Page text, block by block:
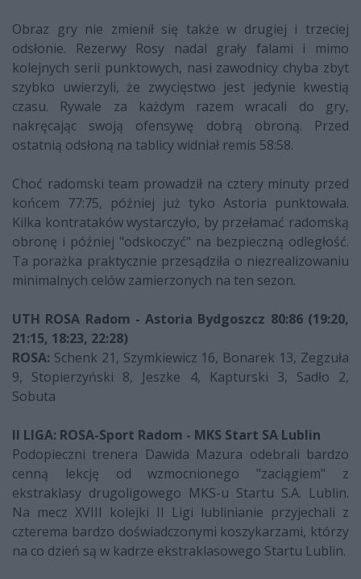
Obraz gry nie zmienił się także w drugiej i trzeciej
odsłonie. Rezerwy Rosy nadal grały falami i mimo
kolejnych serii punktowych, nasi zawodnicy chyba zbyt
szybko uwierzyli, że zwycięstwo jest jedynie kwestią
czasu. Rywale za każdym razem wracali do gry,
nakręcając swoją ofensywę dobrą obroną. Przed
ostatnią odsłoną na tablicy widniał remis 58:58.
Choć radomski team prowadził na cztery minuty przed
końcem 77:75, później już tyko Astoria punktowała.
Kilka kontrataków wystarczyło, by przełamać radomską
obronę i później "odskoczyć" na bezpieczną odległość.
Ta porażka praktycznie przesądziła o niezrealizowaniu
minimalnych celów zamierzonych na ten sezon.
UTH ROSA Radom - Astoria Bydgoszcz 80:86 (19:20,
21:15, 18:23, 22:28)
ROSA: Schenk 21, Szymkiewicz 16, Bonarek 13, Zegzuła
9, Stopierzyński 8, Jeszke 4, Kapturski 3, Sadło 2,
Sobuta
II LIGA: ROSA-Sport Radom - MKS Start SA Lublin
Podopieczni trenera Dawida Mazura odebrali bardzo
cenną lekcję od wzmocnionego "zaciągiem" z
ekstraklasy drugoligowego MKS-u Startu S.A. Lublin.
Na mecz XVIII kolejki II Ligi lublinianie przyjechali z
czterema bardzo doświadczonymi koszykarzami, którzy
na co dzień są w kadrze ekstraklasowego Startu Lublin.